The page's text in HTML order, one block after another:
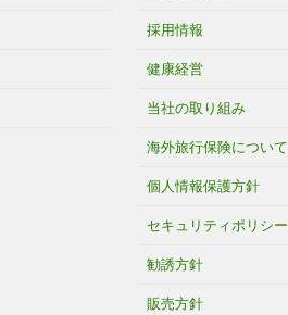
採用情報
健康経営
当社の取り組み
海外旅行保険について
個人情報保護方針
セキュリティポリシー
勧誘方針
販売方針